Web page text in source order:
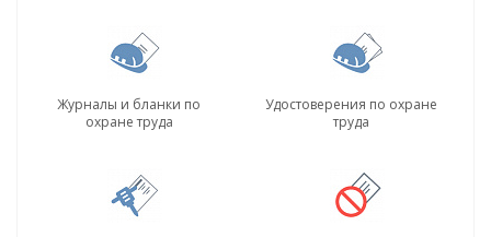
Журналы и бланки по
охране труда
Удостоверения по охране
труда